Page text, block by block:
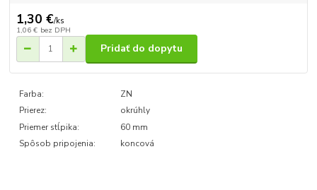
1,30 €/ks
1,06 € bez DPH
Pridať do dopytu
Farba:
ZN
Prierez:
okrúhly
Priemer stĺpika:
60 mm
Spôsob pripojenia:
koncová